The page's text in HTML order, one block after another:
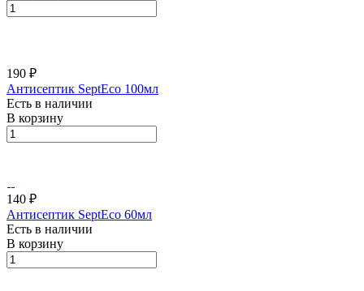
190 ₽
Антисептик SeptEco 100мл
Есть в наличии
В корзину
140 ₽
Антисептик SeptEco 60мл
Есть в наличии
В корзину